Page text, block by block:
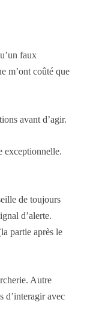
faux
m’ont coûté que
avant d’agir.
exceptionnelle.
de toujours
d’alerte.
partie après le
Autre
d’interagir avec